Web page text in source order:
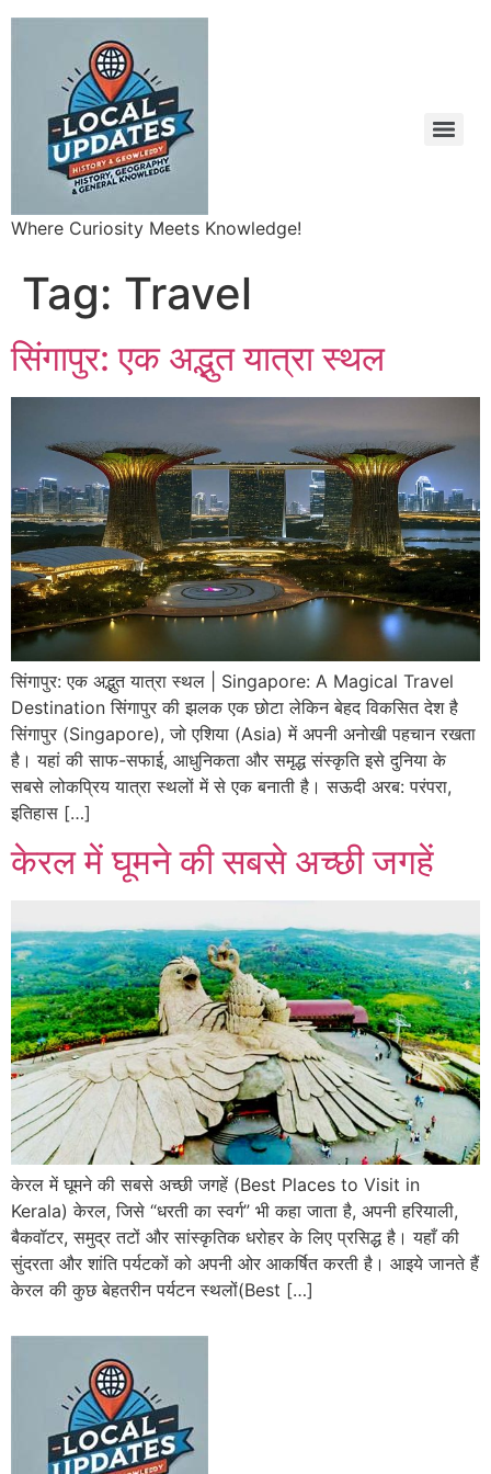
Where Curiosity Meets Knowledge!
Tag: Travel
सिंगापुर: एक अद्भुत यात्रा स्थल
सिंगापुर: एक अद्भुत यात्रा स्थल | Singapore: A Magical Travel
Destination सिंगापुर की झलक एक छोटा लेकिन बेहद विकसित देश है
सिंगापुर (Singapore), जो एशिया (Asia) में अपनी अनोखी पहचान रखता
है। यहां की साफ-सफाई, आधुनिकता और समृद्ध संस्कृति इसे दुनिया के
सबसे लोकप्रिय यात्रा स्थलों में से एक बनाती है। सऊदी अरब: परंपरा,
इतिहास […]
केरल में घूमने की सबसे अच्छी जगहें
केरल में घूमने की सबसे अच्छी जगहें (Best Places to Visit in
Kerala) केरल, जिसे “धरती का स्वर्ग” भी कहा जाता है, अपनी हरियाली,
बैकवॉटर, समुद्र तटों और सांस्कृतिक धरोहर के लिए प्रसिद्ध है। यहाँ की
सुंदरता और शांति पर्यटकों को अपनी ओर आकर्षित करती है। आइये जानते हैं
केरल की कुछ बेहतरीन पर्यटन स्थलों(Best […]